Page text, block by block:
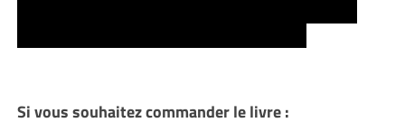
Si vous souhaitez commander le livre :